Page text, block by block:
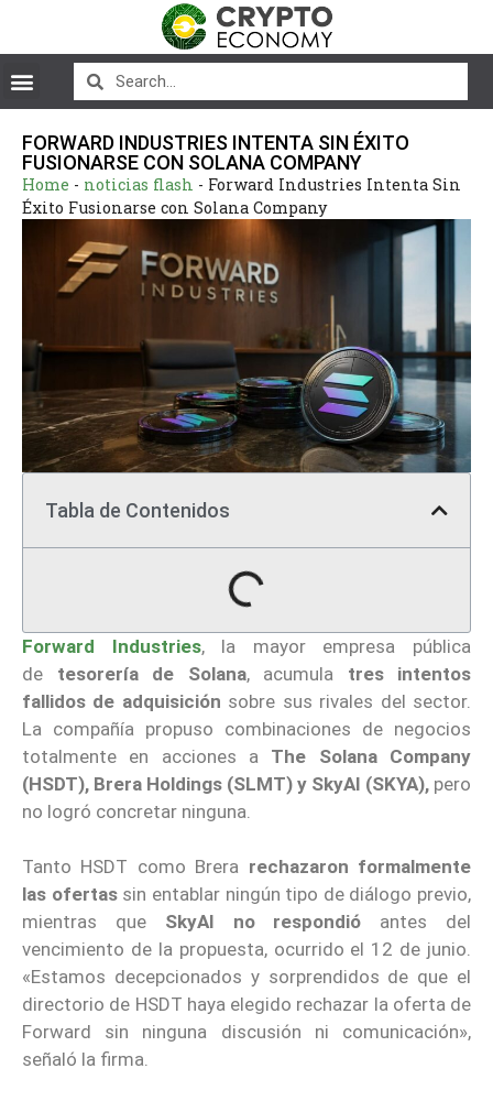
FORWARD INDUSTRIES INTENTA SIN ÉXITO
FUSIONARSE CON SOLANA COMPANY
Home - noticias flash - Forward Industries Intenta Sin
Éxito Fusionarse con Solana Company
Tabla de Contenidos
Forward Industries, la mayor empresa pública
de tesorería de Solana, acumula tres intentos
fallidos de adquisición sobre sus rivales del sector.
La compañía propuso combinaciones de negocios
totalmente en acciones a The Solana Company
(HSDT), Brera Holdings (SLMT) y SkyAI (SKYA), pero
no logró concretar ninguna.
Tanto HSDT como Brera rechazaron formalmente
las ofertassin entablar ningún tipo de diálogo previo,
mientras que SkyAI no respondió antes del
vencimiento de la propuesta, ocurrido el 12 de junio.
«Estamos decepcionados y sorprendidos de que el
directorio de HSDT haya elegido rechazar la oferta de
Forward sin ninguna discusión ni comunicación»,
señaló la firma.